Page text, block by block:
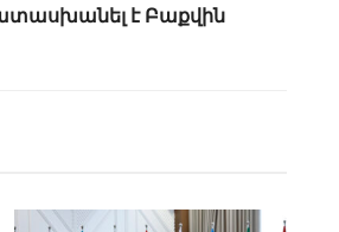
է Բաքվին